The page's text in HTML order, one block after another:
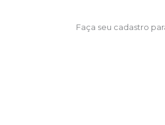
Faça seu cadastro